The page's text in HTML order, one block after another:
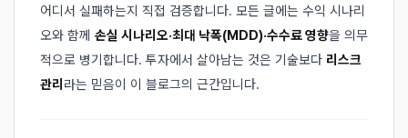
어디서 실패하는지 직접 검증합니다. 모든 글에는 수익 시나리
오와 함께 손실 시나리오·최대 낙폭(MDD)·수수료 영향을 의무
적으로 병기합니다. 투자에서 살아남는 것은 기술보다 리스크
관리 라는 믿음이 이 블로그의 근간입니다.